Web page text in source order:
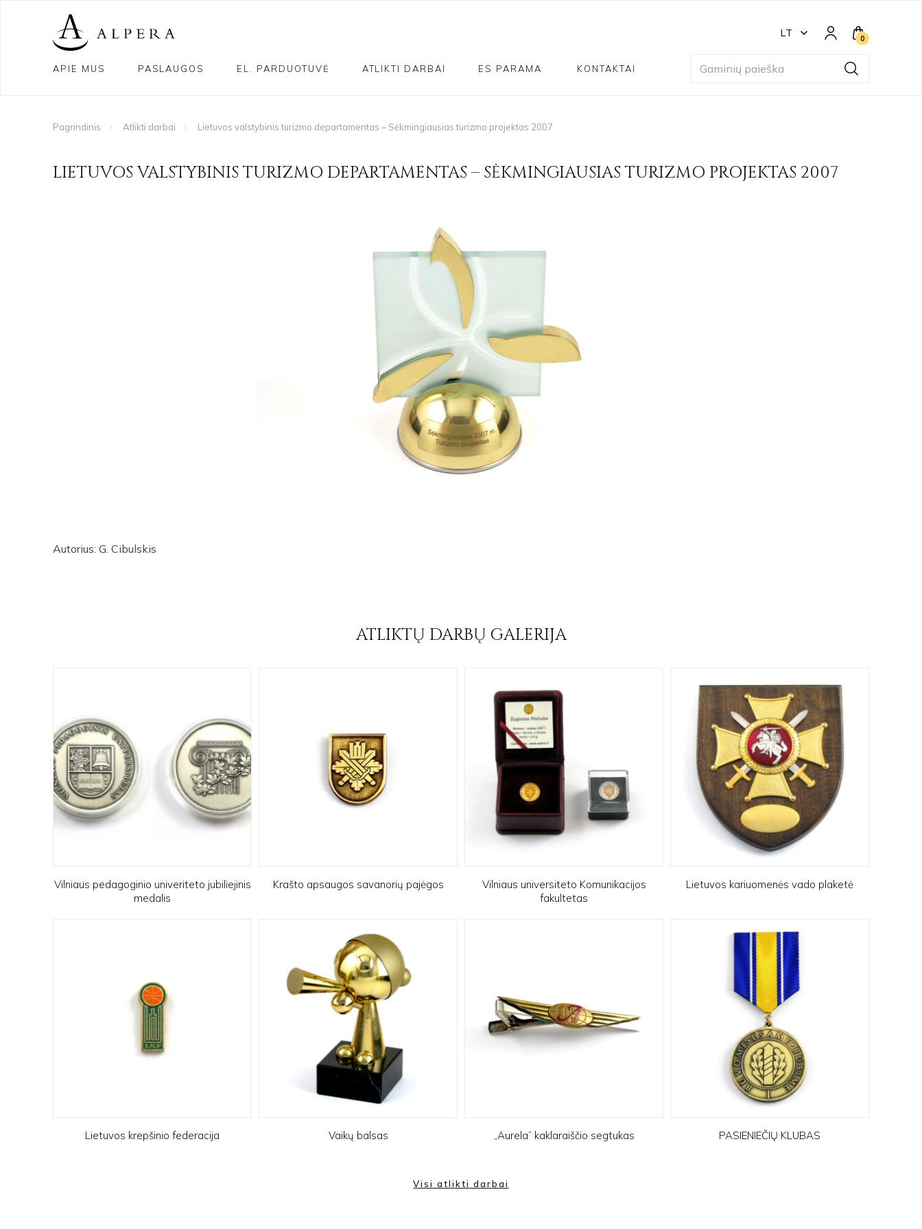
LT 0
APIE MUS PASLAUGOS EL. PARDUOTUVĖ ATLIKTI DARBAI ES PARAMA KONTAKTAI
Pagrindinis Atlikti darbai Lietuvos valstybinis turizmo departamentas – Sėkmingiausias turizmo projektas 2007
LIETUVOS VALSTYBINIS TURIZMO DEPARTAMENTAS – SĖKMINGIAUSIAS TURIZMO PROJEKTAS 2007
Autorius: G. Cibulskis
ATLIKTŲ DARBŲ GALERIJA
Vilniaus pedagoginio univeriteto jubiliejinis
medalis
Krašto apsaugos savanorių pajėgos
Vilniaus universiteto Komunikacijos
fakultetas
Lietuvos kariuomenės vado plaketė
Lietuvos krepšinio federacija Vaikų balsas „Aurela” kaklaraiščio segtukas PASIENIEČIŲ KLUBAS
Visi atlikti darbai